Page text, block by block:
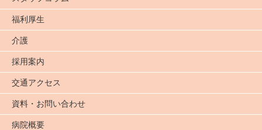
福利厚生
介護
採用案内
交通アクセス
資料・お問い合わせ
病院概要